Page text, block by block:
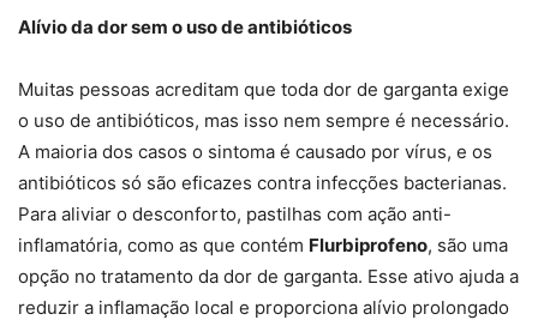
Alívio da dor sem o uso de antibióticos
Muitas pessoas acreditam que toda dor de garganta exige
o uso de antibióticos, mas isso nem sempre é necessário.
A maioria dos casos o sintoma é causado por vírus, e os
antibióticos só são eficazes contra infecções bacterianas.
Para aliviar o desconforto, pastilhas com ação anti-
inflamatória, como as que contém Flurbiprofeno, são uma
opção no tratamento da dor de garganta. Esse ativo ajuda a
reduzir a inflamação local e proporciona alívio prolongado